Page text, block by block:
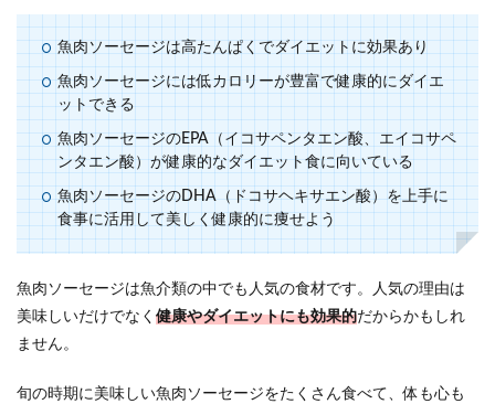
魚肉ソーセージは高たんぱくでダイエットに効果あり
魚肉ソーセージには低カロリーが豊富で健康的にダイエ
ットできる
魚肉ソーセージのEPA（イコサペンタエン酸、エイコサペ
ンタエン酸）が健康的なダイエット食に向いている
魚肉ソーセージのDHA（ドコサヘキサエン酸）を上手に
食事に活用して美しく健康的に痩せよう
魚肉ソーセージは魚介類の中でも人気の食材です。人気の理由は
美味しいだけでなく 健康やダイエットにも効果的だからかもしれ
ません。
旬の時期に美味しい魚肉ソーセージをたくさん食べて、体も心も